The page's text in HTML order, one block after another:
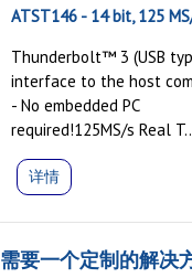
ATST146 - 14 bit, 125
Thunderbolt™ 3 (USB
interface to the host
- No embedded PC
required!125MS/s Real
详情
需要一个定制的解决